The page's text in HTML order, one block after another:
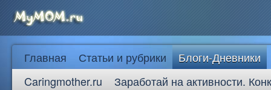
Главная Статьи и рубрики
Блоги-Дневники
Caringmother.ru
Заработай на активности.